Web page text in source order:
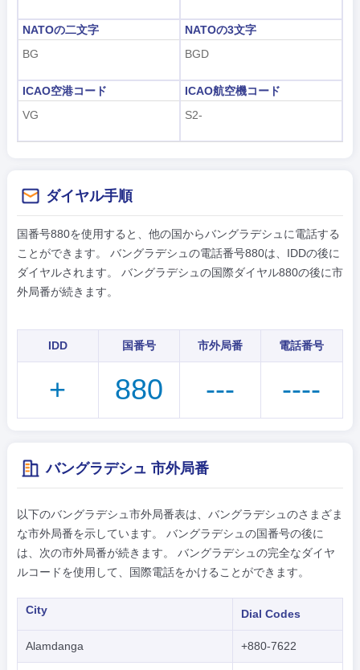
NATOの二文字
BG
NATOの3文字
BGD
ICAO空港コード
VG
ICAO航空機コード
S2-
ダイヤル手順
国番号880を使用すると、他の国からバングラデシュに電話する
ことができます。 バングラデシュの電話番号880は、IDDの後に
ダイヤルされます。 バングラデシュの国際ダイヤル880の後に市
外局番が続きます。
IDD 国番号 市外局番 電話番号
+ 880 --- ----
バングラデシュ 市外局番
以下のバングラデシュ市外局番表は、バングラデシュのさまざま
な市外局番を示しています。 バングラデシュの国番号の後に
は、次の市外局番が続きます。 バングラデシュの完全なダイヤ
ルコードを使用して、国際電話をかけることができます。
City Dial Codes
Alamdanga +880-7622